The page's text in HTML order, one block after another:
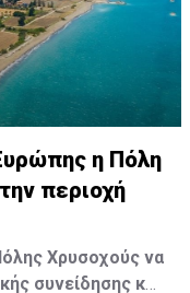
η Πόλη
περιοχή
Χρυσοχούς να
συνείδησης και